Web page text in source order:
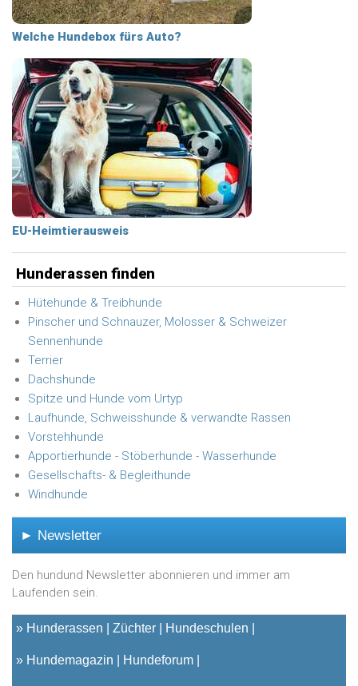
Welche Hundebox fürs Auto?
EU-Heimtierausweis
Hunderassen finden
Hütehunde & Treibhunde
Pinscher und Schnauzer, Molosser & Schweizer
Sennenhunde
Terrier
Dachshunde
Spitze und Hunde vom Urtyp
Laufhunde, Schweisshunde & verwandte Rassen
Vorstehhunde
Apportierhunde - Stöberhunde - Wasserhunde
Gesellschafts- & Begleithunde
Windhunde
► Newsletter
Den hundund Newsletter abonnieren und immer am
Laufenden sein.
» Hunderassen Züchter Hundeschulen
» Hundemagazin Hundeforum